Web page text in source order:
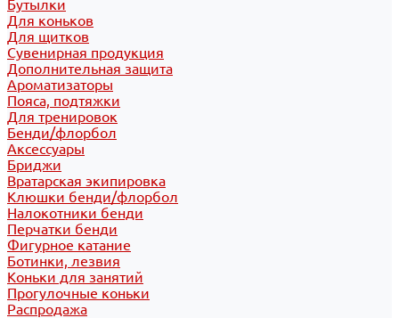
Бутылки
Для коньков
Для щитков
Сувенирная продукция
Дополнительная защита
Ароматизаторы
Пояса, подтяжки
Для тренировок
Бенди/флорбол
Аксессуары
Бриджи
Вратарская экипировка
Клюшки бенди/флорбол
Налокотники бенди
Перчатки бенди
Фигурное катание
Ботинки, лезвия
Коньки для занятий
Прогулочные коньки
Распродажа